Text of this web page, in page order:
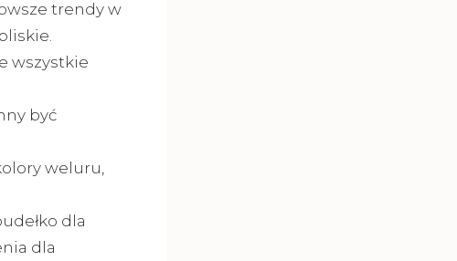
trendy w
wszystkie
być
weluru,
dla
dla